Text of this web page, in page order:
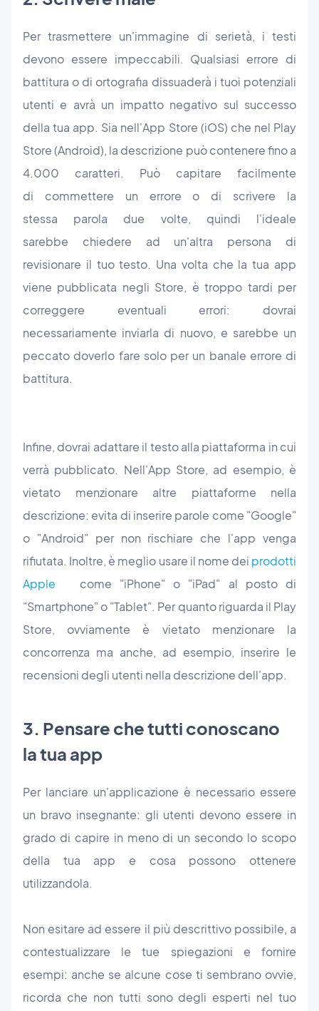
Per trasmettere un'immagine di serietà, i testi
devono essere impeccabili. Qualsiasi errore di
battitura o di ortografia dissuaderà i tuoi potenziali
utenti e avrà un impatto negativo sul successo
della tua app. Sia nell'App Store (iOS) che nel Play
Store (Android), la descrizione può contenere fino a
4.000 caratteri. Può capitare facilmente
di commettere un errore o di scrivere la
stessa parola due volte, quindi l'ideale
sarebbe chiedere ad un'altra persona di
revisionare il tuo testo. Una volta che la tua app
viene pubblicata negli Store, è troppo tardi per
correggere eventuali errori: dovrai
necessariamente inviarla di nuovo, e sarebbe un
peccato doverlo fare solo per un banale errore di
battitura.
Infine, dovrai adattare il testo alla piattaforma in cui
verrà pubblicato. Nell'App Store, ad esempio, è
vietato menzionare altre piattaforme nella
descrizione: evita di inserire parole come "Google"
o "Android" per non rischiare che l'app venga
rifiutata. Inoltre, è meglio usare il nome dei prodotti
Apple come "iPhone" o "iPad" al posto di
"Smartphone" o "Tablet". Per quanto riguarda il Play
Store, ovviamente è vietato menzionare la
concorrenza ma anche, ad esempio, inserire le
recensioni degli utenti nella descrizione dell'app.
3. Pensare che tutti conoscano
la tua app
Per lanciare un'applicazione è necessario essere
un bravo insegnante: gli utenti devono essere in
grado di capire in meno di un secondo lo scopo
della tua app e cosa possono ottenere
utilizzandola.
Non esitare ad essere il più descrittivo possibile, a
contestualizzare le tue spiegazioni e fornire
esempi: anche se alcune cose ti sembrano ovvie,
ricorda che non tutti sono degli esperti nel tuo